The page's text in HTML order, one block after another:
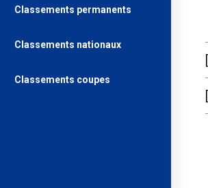
Classements permanents
Classements nationaux
Classements coupes